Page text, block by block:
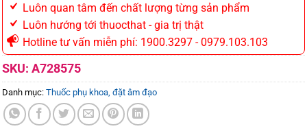
Luôn quan tâm đến chất lượng từng sản phẩm
Luôn hướng tới thuocthat - gia trị thật
Hotline tư vấn miễn phí: 1900.3297 - 0979.103.103
SKU: A728575
Danh mục: Thuốc phụ khoa, đặt âm đạo